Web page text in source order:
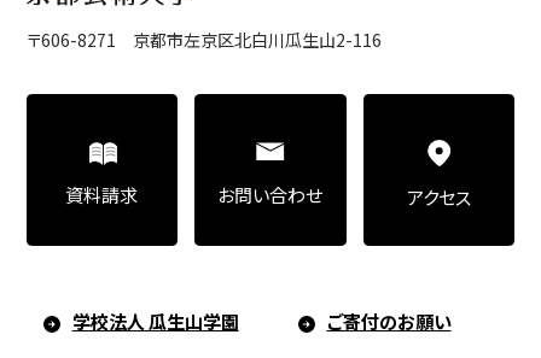
〒606-8271 京都市左京区北白川瓜生山2-116
学校法人 瓜生山学園 ご寄付のお願い
資料請求 お問い合わせ アクセス